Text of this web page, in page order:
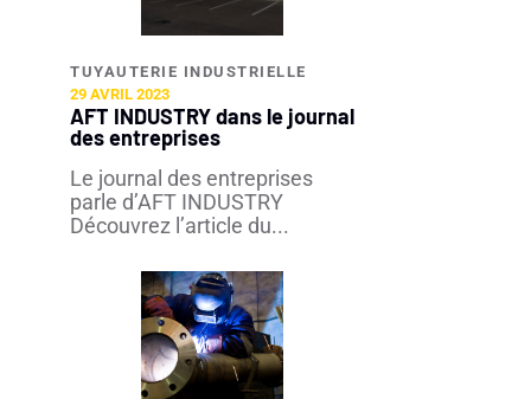
TUYAUTERIE INDUSTRIELLE​
29 AVRIL 2023
AFT INDUSTRY dans le journal
des entreprises
Le journal des entreprises
parle d’AFT INDUSTRY
Découvrez l’article du...